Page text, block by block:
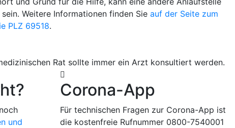
Weitere Informationen finden Sie auf der Seite zum
PLZ 69518.
Rat sollte immer ein Arzt konsultiert werden.
und
Corona-App
Für technischen Fragen zur Corona-App ist
die kostenfreie Rufnummer 0800-7540001